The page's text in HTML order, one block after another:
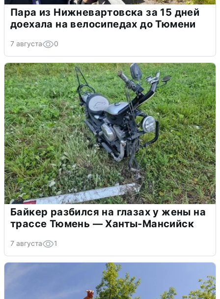
Пара из Нижневартовска за 15 дней
доехала на велосипедах до Тюмени
7 августа 0
Байкер разбился на глазах у жены на
трассе Тюмень — Ханты-Мансийск
7 августа 1